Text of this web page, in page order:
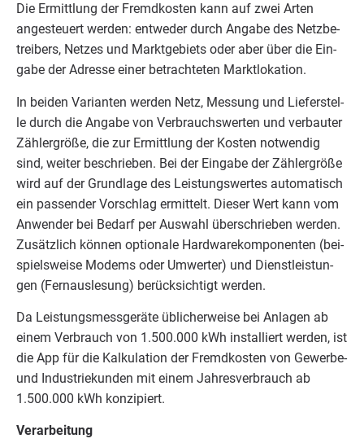
Die Ermitt­lung der Fremd­kos­ten kann auf zwei Arten
ange­steu­ert wer­den: ent­we­der durch Anga­be des Netz­be­
trei­bers, Net­zes und Markt­ge­biets oder aber über die Ein­
ga­be der Adres­se einer betrach­te­ten Marktlokation.
In bei­den Vari­an­ten wer­den Netz, Mes­sung und Lie­fer­stel­
le durch die Anga­be von Ver­brauchs­wer­ten und ver­bau­ter
Zäh­ler­grö­ße, die zur Ermitt­lung der Kos­ten not­wen­dig
sind, wei­ter beschrie­ben. Bei der Ein­ga­be der Zäh­ler­grö­ße
wird auf der Grund­la­ge des Leis­tungs­wer­tes auto­ma­tisch
ein pas­sen­der Vor­schlag ermit­telt. Die­ser Wert kann vom
Anwen­der bei Bedarf per Aus­wahl über­schrie­ben wer­den.
Zusätz­lich kön­nen optio­na­le Hard­ware­kom­po­nen­ten (bei­
spiels­wei­se Modems oder Umwer­ter) und Dienst­leis­tun­
gen (Fern­aus­le­sung) berück­sich­tigt werden.
Da Leis­tungs­mess­ge­rä­te übli­cher­wei­se bei Anla­gen ab
einem Ver­brauch von 1 .500.000 kWh instal­liert wer­den, ist
die App für die Kal­ku­la­ti­on der Fremd­kos­ten von Gewer­be-
und Indus­trie­kun­den mit einem Jah­res­ver­brauch ab
1 .500.000 kWh konzipiert.
Ver­ar­bei­tung